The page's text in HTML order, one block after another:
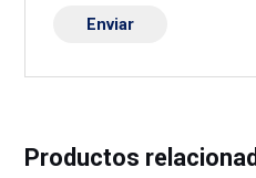
Productos